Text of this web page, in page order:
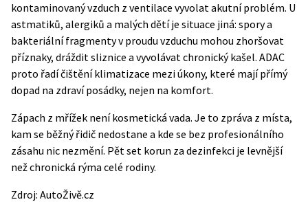
kontaminovaný vzduch z ventilace vyvolat akutní problém. U
astmatiků, alergiků a malých dětí je situace jiná: spory a
bakteriální fragmenty v proudu vzduchu mohou zhoršovat
příznaky, dráždit sliznice a vyvolávat chronický kašel. ADAC
proto řadí čištění klimatizace mezi úkony, které mají přímý
dopad na zdraví posádky, nejen na komfort.
Zápach z mřížek není kosmetická vada. Je to zpráva z místa,
kam se běžný řidič nedostane a kde se bez profesionálního
zásahu nic nezmění. Pět set korun za dezinfekci je levnější
než chronická rýma celé rodiny.
Zdroj: AutoŽivě.cz